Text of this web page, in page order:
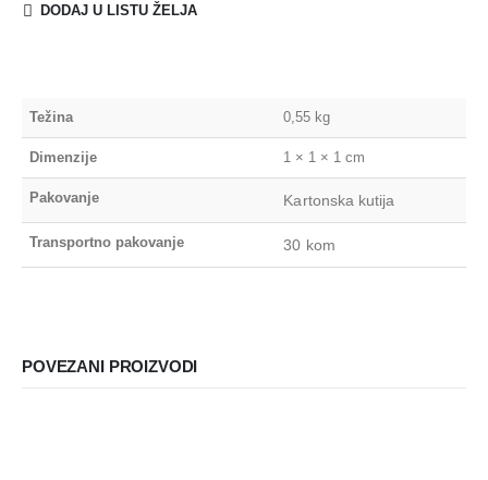
DODAJ U LISTU ŽELJA
Težina 0,55 kg
Dimenzije 1 × 1 × 1 cm
Pakovanje Kartonska kutija
Transportno pakovanje 30 kom
POVEZANI PROIZVODI